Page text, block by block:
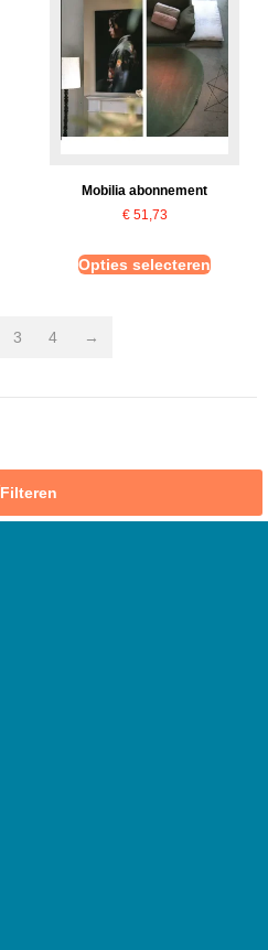
Mobilia abonnement
€51,73
Opties selecteren
3 4 →
Filteren